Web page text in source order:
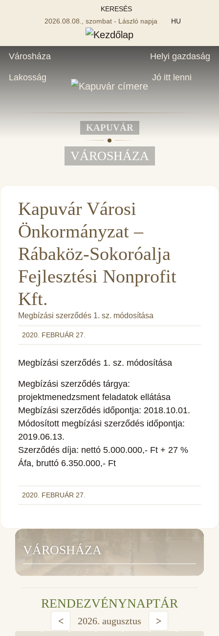
KERESÉS
2026.08.08., szombat - László napja
HU
Városháza
Lakosság
Helyi gazdaság
Jó itt lenni
KAPUVÁR
VÁROSHÁZA
Kapuvár Városi
Önkormányzat –
Rábaköz-Sokoróalja
Fejlesztési Nonprofit
Kft.
Megbízási szerződés 1. sz. módosítása
2020. FEBRUÁR 27.
Megbízási szerződés 1. sz. módosítása
Megbízási szerződés tárgya:
projektmenedzsment feladatok ellátása
Megbízási szerződés időpontja: 2018.10.01.
Módosított megbízási szerződés időpontja:
2019.06.13.
Szerződés díja: nettó 5.000.000,- Ft + 27 %
Áfa, bruttó 6.350.000,- Ft
2020. FEBRUÁR 27.
VÁROSHÁZA
RENDEZVÉNYNAPTÁR
< 2026. augusztus >